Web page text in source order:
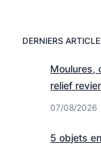
DERNIERS
Moulures,
relief
07/08/2026
5 objets